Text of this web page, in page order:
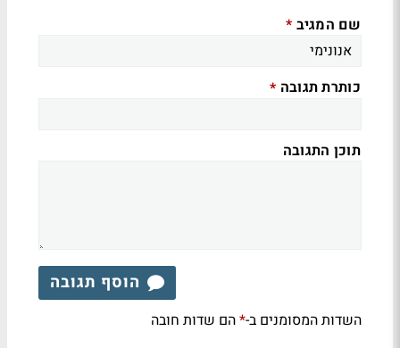
שם המגיב *
כותרת תגובה *
תוכן התגובה
הוסף תגובה
השדות המסומנים ב-*הם שדות חובה